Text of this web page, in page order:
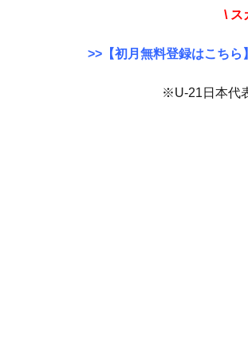
\ ス
>>【初月無料登録はこちら
※U-21日本代